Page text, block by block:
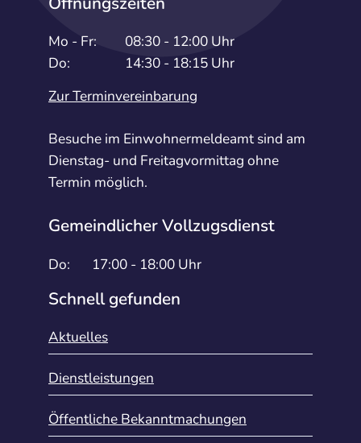
Mo - Fr:
08:30 - 12:00 Uhr
Do:
14:30 - 18:15 Uhr
Zur Terminvereinbarung
Besuche im Einwohnermeldeamt sind am
Dienstag- und Freitagvormittag ohne
Termin möglich.
Gemeindlicher Vollzugsdienst
Do: 17:00 - 18:00 Uhr
Schnell gefunden
Aktuelles
Dienstleistungen
Öffentliche Bekanntmachungen